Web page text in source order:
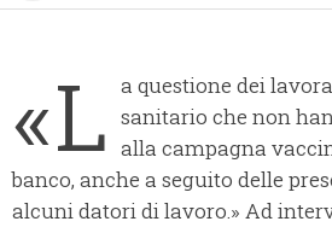
«L a questione dei
sanitario che non
alla campagna
banco, anche a seguito delle
alcuni datori di lavoro.» Ad